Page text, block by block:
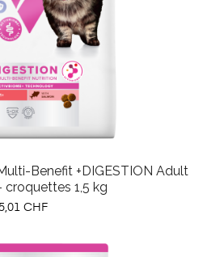
Benefit +DIGESTION Adult
croquettes 1,5 kg
CHF